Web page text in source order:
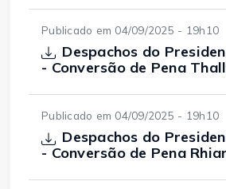
Publicado em 04/09/2025 - 19h10
Despachos do
- Conversão de Pena
Publicado em 04/09/2025 - 19h10
Despachos do
- Conversão de Pena